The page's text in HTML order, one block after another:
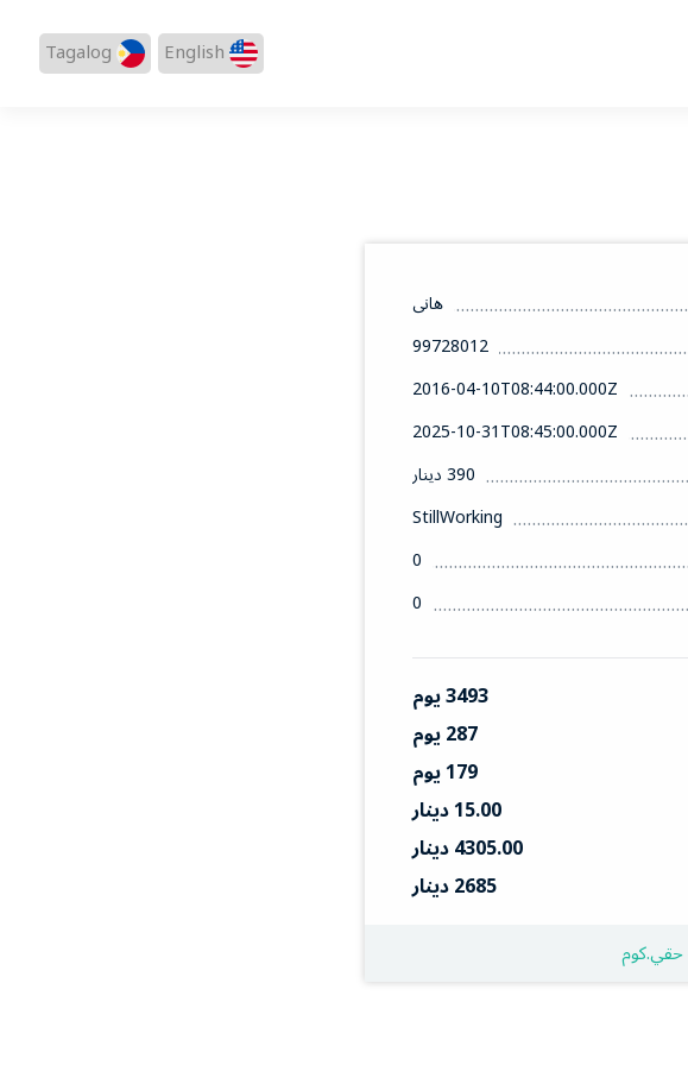
English
Tagalog
هانى
99728012
2016-04-10T08:44:00.000Z
2025-10-31T08:45:00.000Z
390 دينار
StillWorking
0
0
3493 يوم
287 يوم
179 يوم
15.00 دينار
4305.00 دينار
2685 دينار
حقي.كوم